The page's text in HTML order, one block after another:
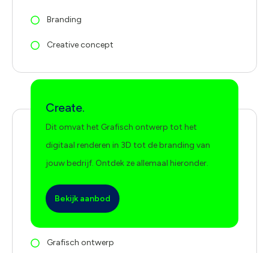
Branding
Creative concept
Create.
Dit omvat het Grafisch ontwerp tot het
digitaal renderen in 3D tot de branding van
jouw bedrijf. Ontdek ze allemaal hieronder.
Bekijk aanbod
Grafisch ontwerp